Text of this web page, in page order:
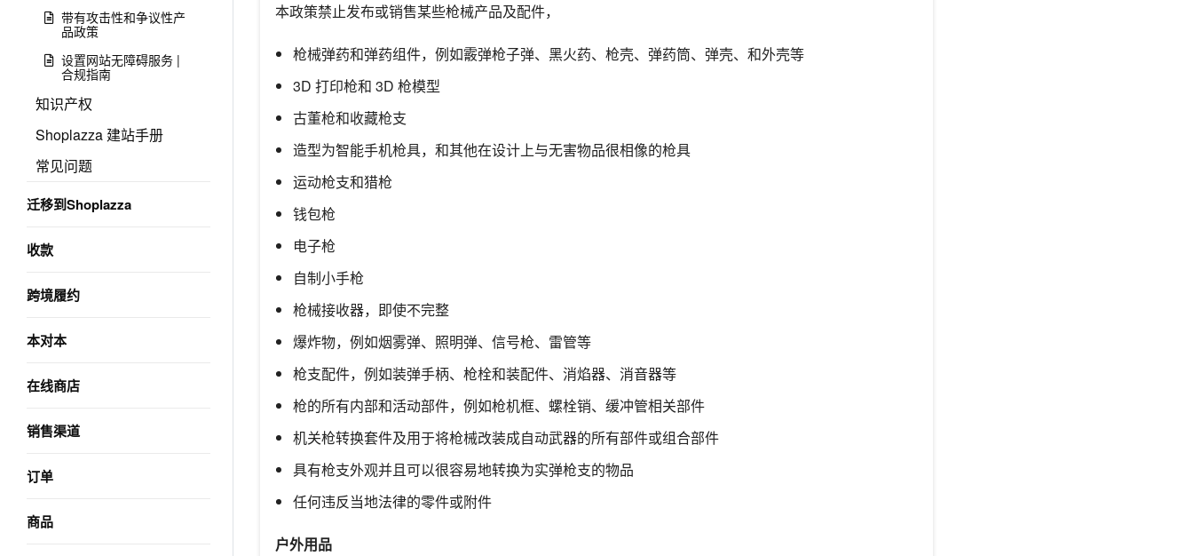
带有攻击性和争议性产
品政策
设置网站无障碍服务 |
合规指南
知识产权
Shoplazza 建站手册
常见问题
迁移到Shoplazza
收款
跨境履约
本对本
在线商店
销售渠道
订单
商品
本政策禁止发布或销售某些枪械产品及配件，
枪械弹药和弹药组件，例如霰弹枪子弹、黑火药、枪壳、弹药筒、弹壳、和外壳等
3D 打印枪和 3D 枪模型
古董枪和收藏枪支
造型为智能手机枪具，和其他在设计上与无害物品很相像的枪具
运动枪支和猎枪
钱包枪
电子枪
自制小手枪
枪械接收器，即使不完整
爆炸物，例如烟雾弹、照明弹、信号枪、雷管等
枪支配件，例如装弹手柄、枪栓和装配件、消焰器、消音器等
枪的所有内部和活动部件，例如枪机框、螺栓销、缓冲管相关部件
机关枪转换套件及用于将枪械改装成自动武器的所有部件或组合部件
具有枪支外观并且可以很容易地转换为实弹枪支的物品
任何违反当地法律的零件或附件
户外用品